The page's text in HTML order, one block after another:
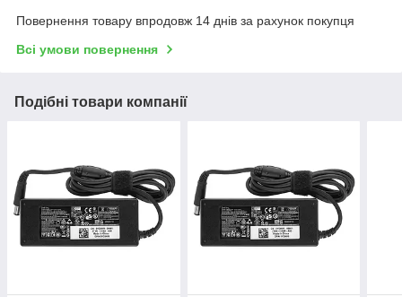
Повернення товару впродовж 14 днів за рахунок покупця
Всі умови повернення
Подібні товари компанії